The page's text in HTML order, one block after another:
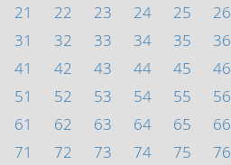
21
22 23 24 25 26
31
32 33 34 35 36
41
42 43 44 45 46
51
52 53 54 55 56
61
62 63 64 65 66
71
72 73 74 75 76